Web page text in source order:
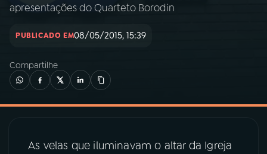
INÍCIO
02A RÁDIO
03PROGRAMAÇÃO
04PROGRAMAS
apresentações do Quarteto Borodin
PUBLICADO EM08/05/2015, 15:39
Compartilhe
As velas que iluminavam o altar da Igreja